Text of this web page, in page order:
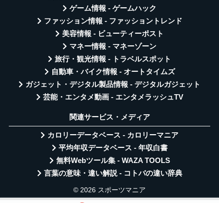
ゲーム情報 - ゲームハック
ファッション情報 - ファッショントレンド
美容情報 - ビューティーポスト
マネー情報 - マネーゾーン
旅行・観光情報 - トラベルスポット
自動車・バイク情報 - オートタイムズ
ガジェット・デジタル製品情報 - デジタルガジェット
芸能・エンタメ動画 - エンタメラッシュTV
関連サービス・メディア
カロリーデータベース - カロリーマニア
平均年収データベース - 年収白書
無料Webツール集 - WAZA TOOLS
言葉の意味・違い解説 - コトバの違い辞典
© 2026 スポーツマニア